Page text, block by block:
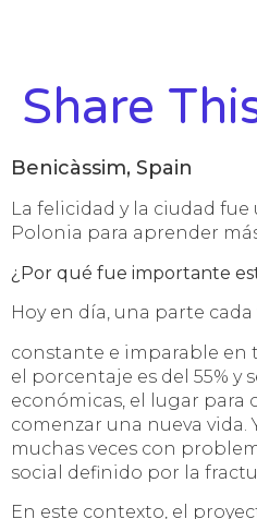
Share
Benicàssim, Spain
La felicidad y la ciudad
Polonia para aprender
¿Por qué fue importante
Hoy en día, una parte
constante e imparable en
el porcentaje es del 55% y
económicas, el lugar para
comenzar una nueva
muchas veces con
social definido por la
En este contexto, el